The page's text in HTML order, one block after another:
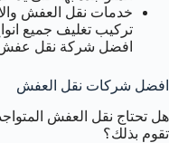
خدمات نقل العفش
تركيب تغليف جميع
افضل شركة نقل عفش
افضل شركات نقل العفش
هل تحتاج نقل العفش
تقوم بذلك؟